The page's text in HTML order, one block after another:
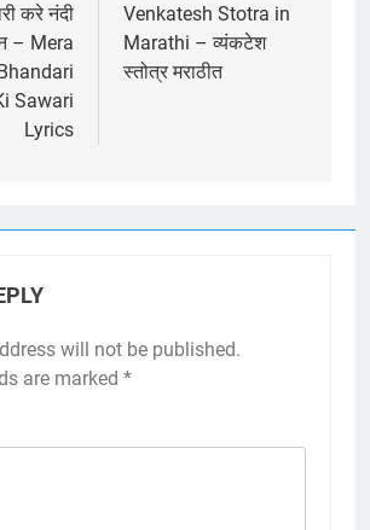
करे नंदी
– Mera
Sawari
Lyrics
Venkatesh Stotra in
Marathi – व्यंकटेश
स्तोत्र मराठीत
will not be published.
are marked *